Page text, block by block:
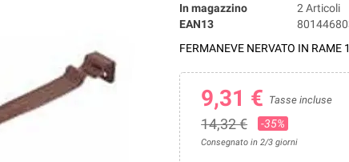
In magazzino
2 Articoli
EAN13
FERMANEVE NERVATO IN RAME
9,31 € Tasse incluse
14,32 € -35%
Consegnato in 2/3 giorni